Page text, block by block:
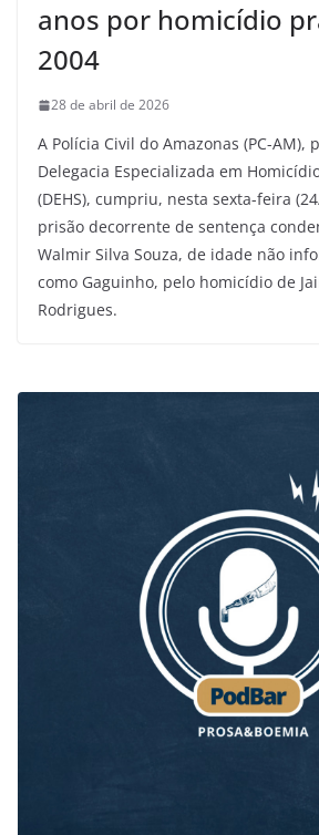
anos por homicídio
2004
28 de abril de 2026
A Polícia Civil do Amazonas (PC-AM),
Delegacia Especializada em
(DEHS), cumpriu, nesta sexta-feira
prisão decorrente de sentença
Walmir Silva Souza, de idade não
como Gaguinho, pelo homicídio de
Rodrigues.